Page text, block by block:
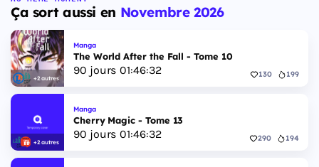
Ça sort aussi en Novembre 2026
+2 autres
Manga
The World After the Fall - Tome 10
90 jours 01:46:31 130 199
+2 autres
Manga
Cherry Magic - Tome 13
90 jours 01:46:31 290 194